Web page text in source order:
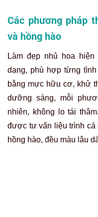
Các phương pháp
và hồng hào
Làm đẹp nhủ hoa
dạng, phù hợp từng
bằng mực hữu cơ, khử
dưỡng sáng, mỗi
nhiên, không lo tái
được tư vấn liệu trình cá
hồng hào, đều màu lâu